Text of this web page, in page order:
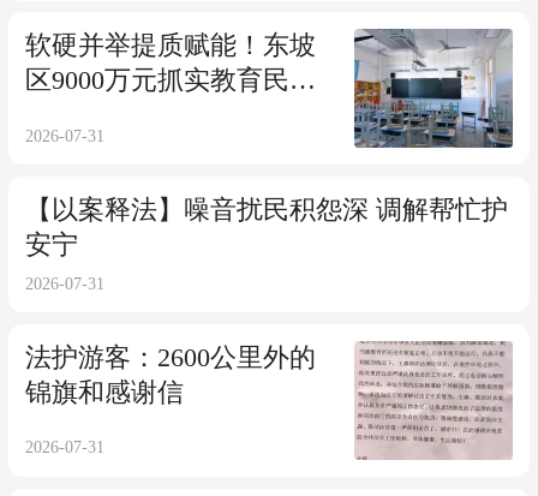
软硬并举提质赋能！东坡
区9000万元抓实教育民生
2026-07-31
【以案释法】噪音扰民积怨深 调解帮忙护
安宁
2026-07-31
法护游客：2600公里外的
锦旗和感谢信
2026-07-31